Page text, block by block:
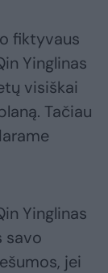
fiktyvaus
Yinglinas
visiškai
Tačiau
Yinglinas
savo
jei